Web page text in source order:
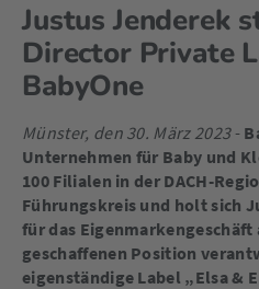
Justus Jenderek
Director Private
BabyOne
Münster, den 30. März 2023-
Unternehmen für Baby und
100 Filialen in der DACH-
Führungskreis und holt sich
für das Eigenmarkengeschäft
geschaffenen Position
eigenständige Label „Elsa &